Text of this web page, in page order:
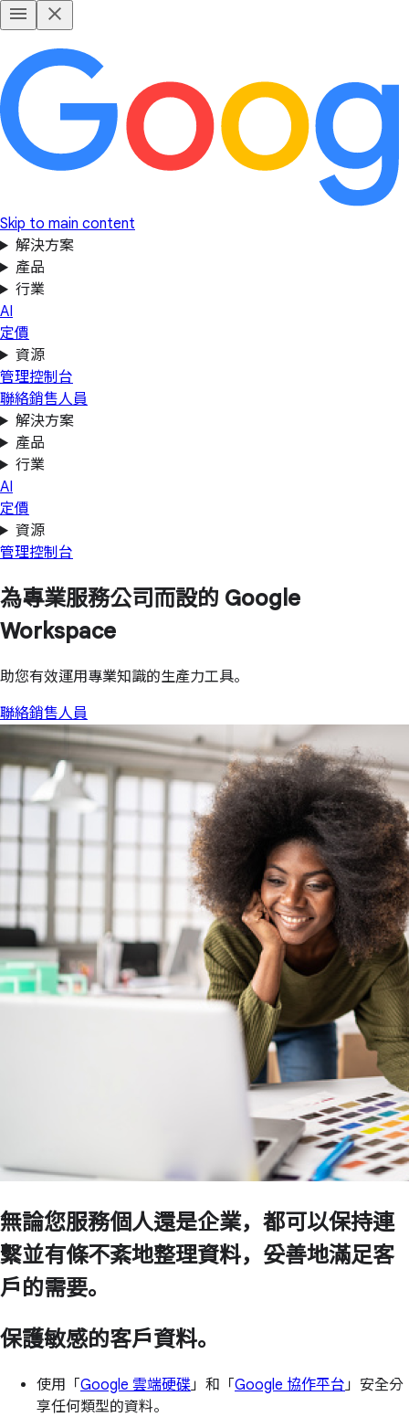
Skip to main content
解決方案
產品
行業
AI
定價
資源
管理控制台
聯絡銷售人員
解決方案
產品
行業
AI
定價
資源
管理控制台
為專業服務公司而設的 Google
Workspace
助您有效運用專業知識的生產力工具。
聯絡銷售人員
無論您服務個人還是企業，都可以保持連
繫並有條不紊地整理資料，妥善地滿足客
戶的需要。
保護敏感的客戶資料。
使用「Google 雲端硬碟」和「Google 協作平台」安全分
享任何類型的資料。